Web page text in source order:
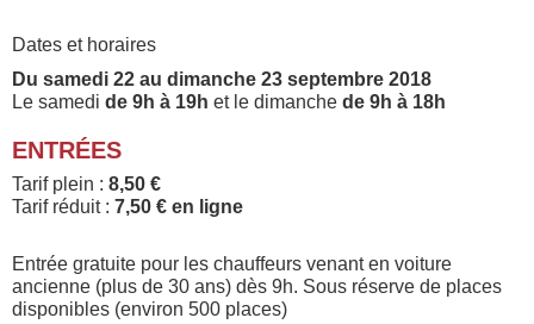
Dates et horaires
Du samedi 22 au dimanche 23 septembre 2018
Le samedi de 9h à 19h et le dimanche de 9h à 18h
ENTRÉES
Tarif plein : 8,50 €
Tarif réduit : 7,50 € en ligne
Entrée gratuite pour les chauffeurs venant en voiture
ancienne (plus de 30 ans) dès 9h. Sous réserve de places
disponibles (environ 500 places)